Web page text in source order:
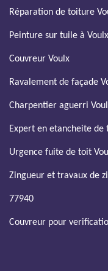
Réparation de toiture
Peinture sur tuile à
Couvreur Voulx
Ravalement de façade
Charpentier aguerri
Expert en etancheite de
Urgence fuite de toit
Zingueur et travaux de
77940
Couvreur pour